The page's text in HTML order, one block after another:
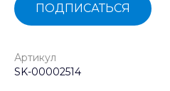
ПОДПИСАТЬСЯ
Артикул
SK-00002514